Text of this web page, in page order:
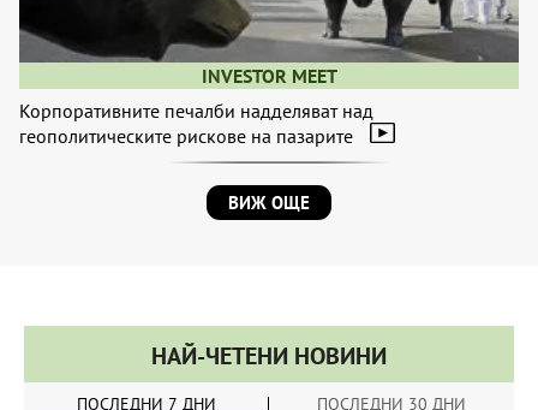
INVESTOR MEET
Корпоративните печалби надделяват над
геополитическите рискове на пазарите
ВИЖ ОЩЕ
НАЙ-ЧЕТЕНИ НОВИНИ
ПОСЛЕДНИ 7 ДНИ ПОСЛЕДНИ 30 ДНИ